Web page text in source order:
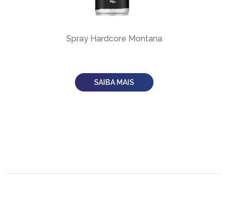
Spray Hardcore Montana
SAIBA MAIS